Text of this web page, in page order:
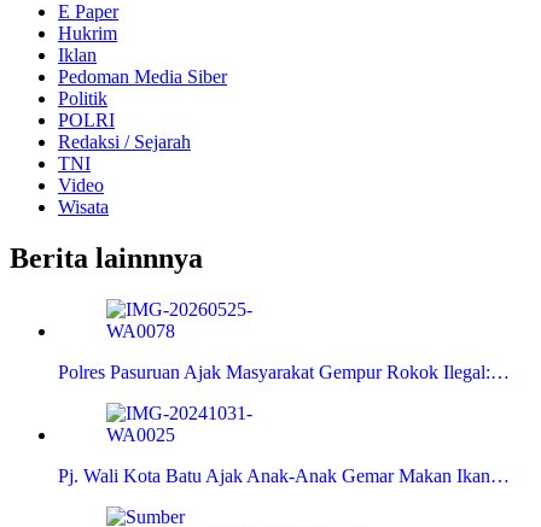
E Paper
Hukrim
Iklan
Pedoman Media Siber
Politik
POLRI
Redaksi / Sejarah
TNI
Video
Wisata
Berita lainnnya
Polres Pasuruan Ajak Masyarakat Gempur Rokok Ilegal:…
Pj. Wali Kota Batu Ajak Anak-Anak Gemar Makan Ikan…